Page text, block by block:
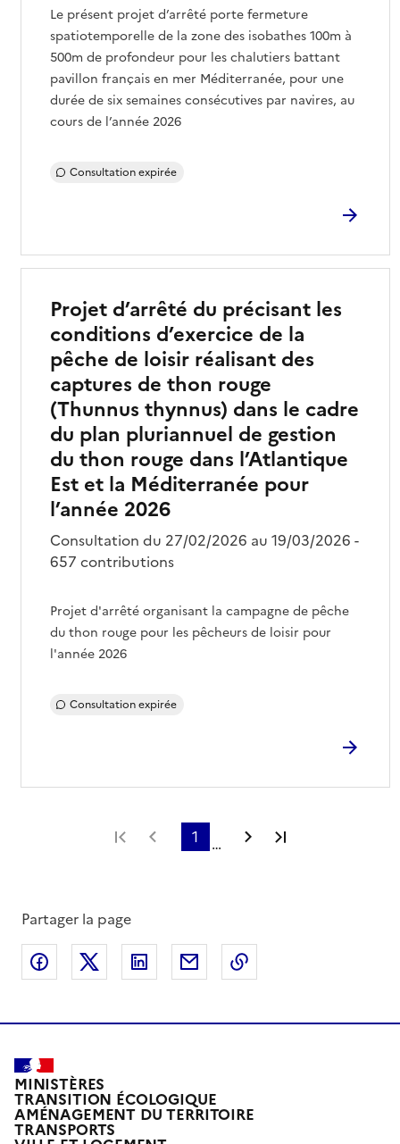
Le présent projet d’arrêté porte fermeture
spatiotemporelle de la zone des isobathes 100m à
500m de profondeur pour les chalutiers battant
pavillon français en mer Méditerranée, pour une
durée de six semaines consécutives par navires, au
cours de l’année 2026
Consultation expirée
Projet d’arrêté du précisant les
conditions d’exercice de la
pêche de loisir réalisant des
captures de thon rouge
(Thunnus thynnus) dans le cadre
du plan pluriannuel de gestion
du thon rouge dans l’Atlantique
Est et la Méditerranée pour
l’année 2026
Consultation du 27/02/2026 au 19/03/2026 -
657 contributions
Projet d'arrêté organisant la campagne de pêche
du thon rouge pour les pêcheurs de loisir pour
l'année 2026
Consultation expirée
Première page
Page précédente
1 … Page suivante
Partager la page
Partager sur Facebook
Partager sur XPartager sur LinkedIn
Partager par email
MINISTÈRES
TRANSITION ÉCOLOGIQUE
AMÉNAGEMENT DU TERRITOIRE
TRANSPORTS